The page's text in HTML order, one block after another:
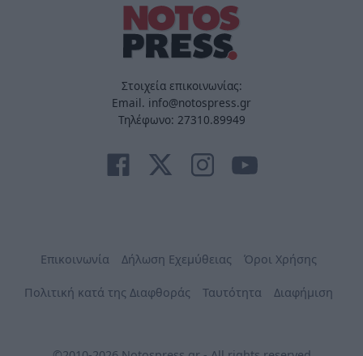
Στοιχεία επικοινωνίας:
Email. info@notospress.gr
Τηλέφωνο: 27310.89949
Επικοινωνία Δήλωση Εχεμύθειας Όροι Χρήσης
Πολιτική κατά της Διαφθοράς Ταυτότητα Διαφήμιση